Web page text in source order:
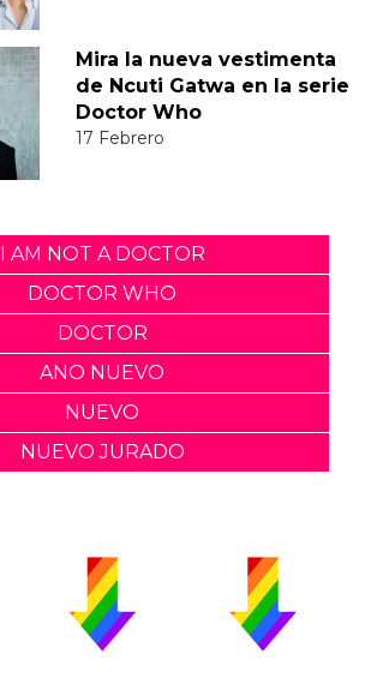
Mira la nueva vestimenta
de Ncuti Gatwa en la serie
Doctor Who
17 Febrero
I AM NOT A DOCTOR
DOCTOR WHO
DOCTOR
ANO NUEVO
NUEVO
NUEVO JURADO